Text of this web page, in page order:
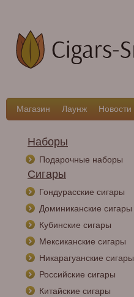
Магазин Лаунж Новости
Наборы
Подарочные наборы
Сигары
Гондурасские сигары
Доминиканские сигары
Кубинские сигары
Мексиканские сигары
Никарагуанские сигары
Российские сигары
Китайские сигары